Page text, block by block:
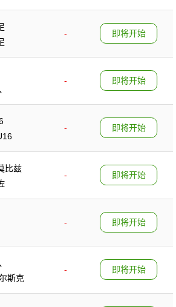
-
即将开始
-
即将开始
-
即将开始
比兹
-
即将开始
-
即将开始
-
斯克
即将开始